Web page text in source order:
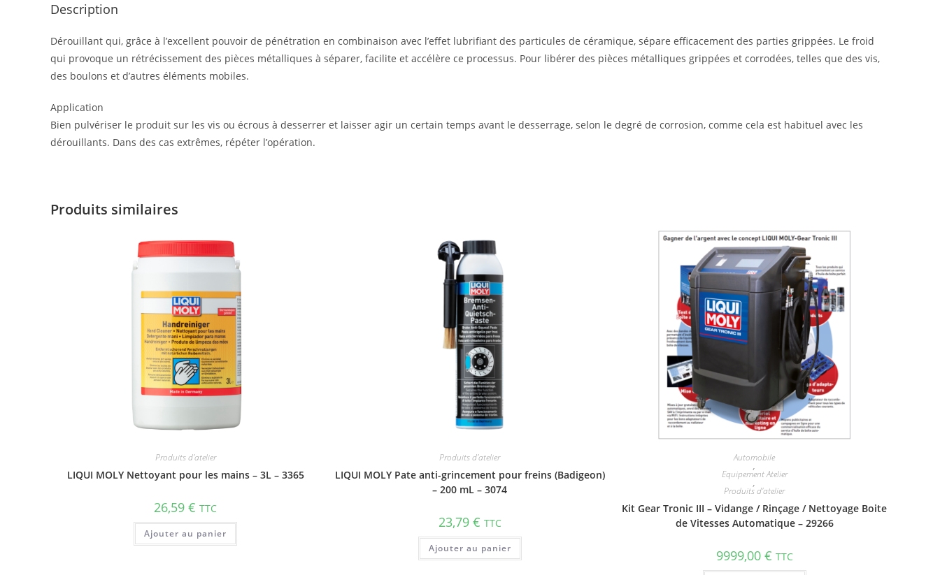
Description
Dérouillant qui, grâce à l’excellent pouvoir de pénétration en combinaison avec l’effet lubrifiant des particules de céramique, sépare efficacement des parties grippées. Le froid
qui provoque un rétrécissement des pièces métalliques à séparer, facilite et accélère ce processus. Pour libérer des pièces métalliques grippées et corrodées, telles que des vis,
des boulons et d’autres éléments mobiles.
Appli­ca­tion
Bien pulvériser le produit sur les vis ou écrous à desserrer et laisser agir un certain temps avant le desserrage, selon le degré de corrosion, comme cela est habituel avec les
dérouillants. Dans des cas extrêmes, répéter l’opération.
Produits similaires
Produits d'atelier
LIQUI MOLY Nettoyant pour les mains – 3L – 3365
26,59€ TTC
Ajouter au panier
Produits d'atelier
LIQUI MOLY Pate anti-grincement pour freins (Badigeon)
– 200 mL – 3074
23,79 € TTC
Ajouter au panier
Automobile
,
Equipement Atelier
,
Produits d'atelier
Kit Gear Tronic III – Vidange / Rinçage / Nettoyage Boite
de Vitesses Automatique – 29266
9999,00 € TTC